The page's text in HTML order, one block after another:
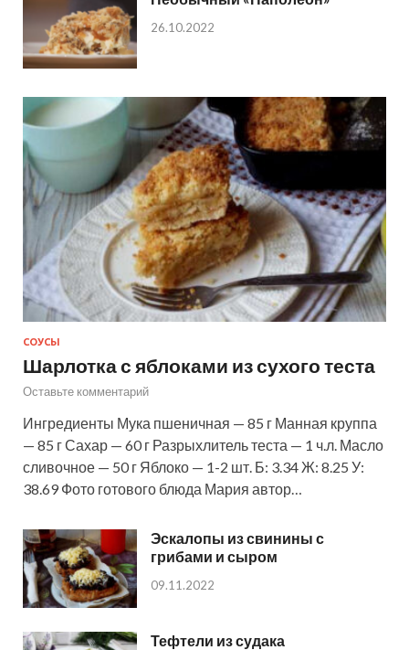
26.10.2022
СОУСЫ
Шарлотка с яблоками из сухого теста
Оставьте комментарий
Ингредиенты Мука пшеничная — 85 г Манная круппа
— 85 г Сахар — 60 г Разрыхлитель теста — 1 ч.л. Масло
сливочное — 50 г Яблоко — 1-2 шт. Б: 3.34 Ж: 8.25 У:
38.69 Фото готового блюда Мария автор…
Эскалопы из свинины с
грибами и сыром
09.11.2022
Тефтели из судака